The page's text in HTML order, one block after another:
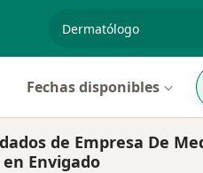
especialidad,
Fechas disponibles
de Empresa De
Envigado